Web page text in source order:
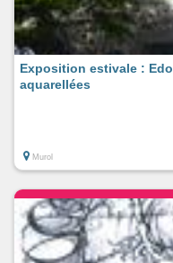
Exposition estivale :
aquarellées
Murol